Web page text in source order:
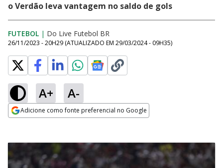
o Verdão leva vantagem no saldo de gols
FUTEBOL | Do Live Futebol BR
26/11/2023 - 20H29 (ATUALIZADO EM 29/03/2024 - 09H35)
A+ A-
Adicione como fonte preferencial no Google